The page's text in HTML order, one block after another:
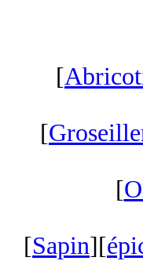
[
[
[
[Sapin][